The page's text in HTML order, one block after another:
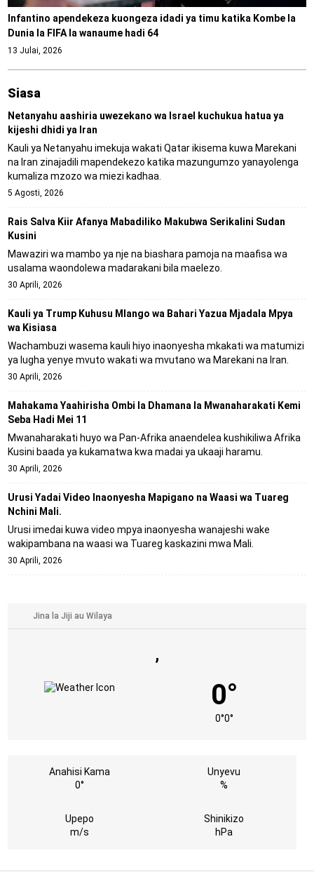
Infantino apendekeza kuongeza idadi ya timu katika Kombe la
Dunia la FIFA la wanaume hadi 64
13 Julai, 2026
Siasa
Netanyahu aashiria uwezekano wa Israel kuchukua hatua ya
kijeshi dhidi ya Iran
Kauli ya Netanyahu imekuja wakati Qatar ikisema kuwa Marekani
na Iran zinajadili mapendekezo katika mazungumzo yanayolenga
kumaliza mzozo wa miezi kadhaa.
5 Agosti, 2026
Rais Salva Kiir Afanya Mabadiliko Makubwa Serikalini Sudan
Kusini
Mawaziri wa mambo ya nje na biashara pamoja na maafisa wa
usalama waondolewa madarakani bila maelezo.
30 Aprili, 2026
Kauli ya Trump Kuhusu Mlango wa Bahari Yazua Mjadala Mpya
wa Kisiasa
Wachambuzi wasema kauli hiyo inaonyesha mkakati wa matumizi
ya lugha yenye mvuto wakati wa mvutano wa Marekani na Iran.
30 Aprili, 2026
Mahakama Yaahirisha Ombi la Dhamana la Mwanaharakati Kemi
Seba Hadi Mei 11
Mwanaharakati huyo wa Pan-Afrika anaendelea kushikiliwa Afrika
Kusini baada ya kukamatwa kwa madai ya ukaaji haramu.
30 Aprili, 2026
Urusi Yadai Video Inaonyesha Mapigano na Waasi wa Tuareg
Nchini Mali.
Urusi imedai kuwa video mpya inaonyesha wanajeshi wake
wakipambana na waasi wa Tuareg kaskazini mwa Mali.
30 Aprili, 2026
,
0°
0°0°
Anahisi Kama
0°
Unyevu
%
Upepo
m/s
Shinikizo
hPa